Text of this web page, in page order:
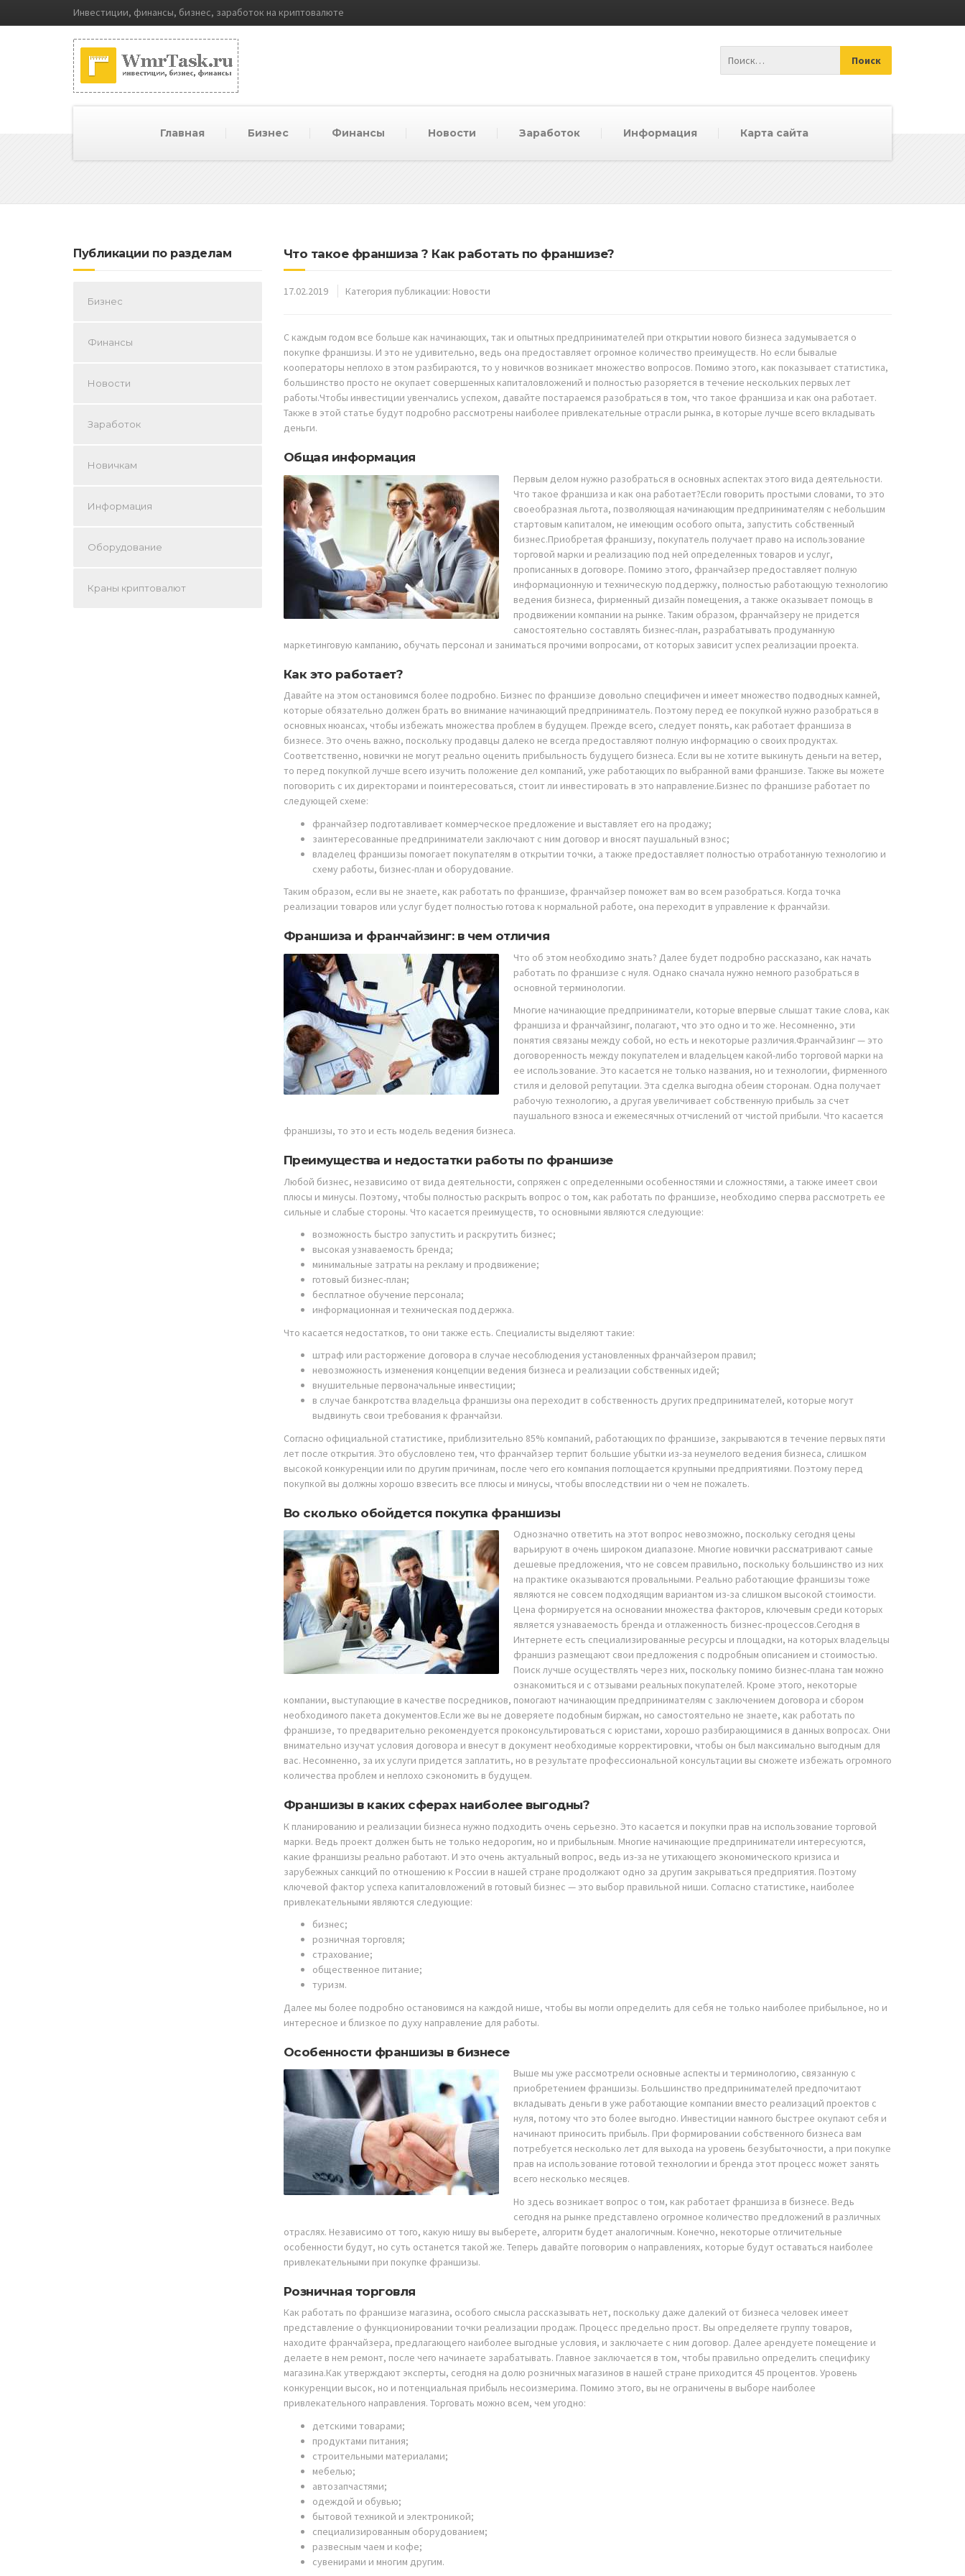
Инвестиции, финансы, бизнес, заработок на криптовалюте
Главная Бизнес Финансы Новости Заработок Информация Карта сайта
Что такое франшиза ? Как работать по франшизе?
17.02.2019 Категория публикации: Новости
С каждым годом все больше как начинающих, так и опытных предпринимателей при открытии нового бизнеса задумывается о
покупке франшизы. И это не удивительно, ведь она предоставляет огромное количество преимуществ. Но если бывалые
кооператоры неплохо в этом разбираются, то у новичков возникает множество вопросов. Помимо этого, как показывает статистика,
большинство просто не окупает совершенных капиталовложений и полностью разоряется в течение нескольких первых лет
работы.Чтобы инвестиции увенчались успехом, давайте постараемся разобраться в том, что такое франшиза и как она работает.
Также в этой статье будут подробно рассмотрены наиболее привлекательные отрасли рынка, в которые лучше всего вкладывать
деньги.
Общая информация
Первым делом нужно разобраться в основных аспектах этого вида деятельности.
Что такое франшиза и как она работает?Если говорить простыми словами, то это
своеобразная льгота, позволяющая начинающим предпринимателям с небольшим
стартовым капиталом, не имеющим особого опыта, запустить собственный
бизнес.Приобретая франшизу, покупатель получает право на использование
торговой марки и реализацию под ней определенных товаров и услуг,
прописанных в договоре. Помимо этого, франчайзер предоставляет полную
информационную и техническую поддержку, полностью работающую технологию
ведения бизнеса, фирменный дизайн помещения, а также оказывает помощь в
продвижении компании на рынке. Таким образом, франчайзеру не придется
самостоятельно составлять бизнес-план, разрабатывать продуманную
маркетинговую кампанию, обучать персонал и заниматься прочими вопросами, от которых зависит успех реализации проекта.
Как это работает?
Давайте на этом остановимся более подробно. Бизнес по франшизе довольно специфичен и имеет множество подводных камней,
которые обязательно должен брать во внимание начинающий предприниматель. Поэтому перед ее покупкой нужно разобраться в
основных нюансах, чтобы избежать множества проблем в будущем. Прежде всего, следует понять, как работает франшиза в
бизнесе. Это очень важно, поскольку продавцы далеко не всегда предоставляют полную информацию о своих продуктах.
Соответственно, новички не могут реально оценить прибыльность будущего бизнеса. Если вы не хотите выкинуть деньги на ветер,
то перед покупкой лучше всего изучить положение дел компаний, уже работающих по выбранной вами франшизе. Также вы можете
поговорить с их директорами и поинтересоваться, стоит ли инвестировать в это направление.Бизнес по франшизе работает по
следующей схеме:
франчайзер подготавливает коммерческое предложение и выставляет его на продажу;
заинтересованные предприниматели заключают с ним договор и вносят паушальный взнос;
владелец франшизы помогает покупателям в открытии точки, а также предоставляет полностью отработанную технологию и
схему работы, бизнес-план и оборудование.
Таким образом, если вы не знаете, как работать по франшизе, франчайзер поможет вам во всем разобраться. Когда точка
реализации товаров или услуг будет полностью готова к нормальной работе, она переходит в управление к франчайзи.
Франшиза и франчайзинг: в чем отличия
Что об этом необходимо знать? Далее будет подробно рассказано, как начать
работать по франшизе с нуля. Однако сначала нужно немного разобраться в
основной терминологии.
Многие начинающие предприниматели, которые впервые слышат такие слова, как
франшиза и франчайзинг, полагают, что это одно и то же. Несомненно, эти
понятия связаны между собой, но есть и некоторые различия.Франчайзинг — это
договоренность между покупателем и владельцем какой-либо торговой марки на
ее использование. Это касается не только названия, но и технологии, фирменного
стиля и деловой репутации. Эта сделка выгодна обеим сторонам. Одна получает
рабочую технологию, а другая увеличивает собственную прибыль за счет
паушального взноса и ежемесячных отчислений от чистой прибыли. Что касается
франшизы, то это и есть модель ведения бизнеса.
Преимущества и недостатки работы по франшизе
Любой бизнес, независимо от вида деятельности, сопряжен с определенными особенностями и сложностями, а также имеет свои
плюсы и минусы. Поэтому, чтобы полностью раскрыть вопрос о том, как работать по франшизе, необходимо сперва рассмотреть ее
сильные и слабые стороны. Что касается преимуществ, то основными являются следующие:
возможность быстро запустить и раскрутить бизнес;
высокая узнаваемость бренда;
минимальные затраты на рекламу и продвижение;
готовый бизнес-план;
бесплатное обучение персонала;
информационная и техническая поддержка.
Что касается недостатков, то они также есть. Специалисты выделяют такие:
штраф или расторжение договора в случае несоблюдения установленных франчайзером правил;
невозможность изменения концепции ведения бизнеса и реализации собственных идей;
внушительные первоначальные инвестиции;
в случае банкротства владельца франшизы она переходит в собственность других предпринимателей, которые могут
выдвинуть свои требования к франчайзи.
Согласно официальной статистике, приблизительно 85% компаний, работающих по франшизе, закрываются в течение первых пяти
лет после открытия. Это обусловлено тем, что франчайзер терпит большие убытки из-за неумелого ведения бизнеса, слишком
высокой конкуренции или по другим причинам, после чего его компания поглощается крупными предприятиями. Поэтому перед
покупкой вы должны хорошо взвесить все плюсы и минусы, чтобы впоследствии ни о чем не пожалеть.
Во сколько обойдется покупка франшизы
Однозначно ответить на этот вопрос невозможно, поскольку сегодня цены
варьируют в очень широком диапазоне. Многие новички рассматривают самые
дешевые предложения, что не совсем правильно, поскольку большинство из них
на практике оказываются провальными. Реально работающие франшизы тоже
являются не совсем подходящим вариантом из-за слишком высокой стоимости.
Цена формируется на основании множества факторов, ключевым среди которых
является узнаваемость бренда и отлаженность бизнес-процессов.Сегодня в
Интернете есть специализированные ресурсы и площадки, на которых владельцы
франшиз размещают свои предложения с подробным описанием и стоимостью.
Поиск лучше осуществлять через них, поскольку помимо бизнес-плана там можно
ознакомиться и с отзывами реальных покупателей. Кроме этого, некоторые
компании, выступающие в качестве посредников, помогают начинающим предпринимателям с заключением договора и сбором
необходимого пакета документов.Если же вы не доверяете подобным биржам, но самостоятельно не знаете, как работать по
франшизе, то предварительно рекомендуется проконсультироваться с юристами, хорошо разбирающимися в данных вопросах. Они
внимательно изучат условия договора и внесут в документ необходимые корректировки, чтобы он был максимально выгодным для
вас. Несомненно, за их услуги придется заплатить, но в результате профессиональной консультации вы сможете избежать огромного
количества проблем и неплохо сэкономить в будущем.
Франшизы в каких сферах наиболее выгодны?
К планированию и реализации бизнеса нужно подходить очень серьезно. Это касается и покупки прав на использование торговой
марки. Ведь проект должен быть не только недорогим, но и прибыльным. Многие начинающие предприниматели интересуются,
какие франшизы реально работают. И это очень актуальный вопрос, ведь из-за не утихающего экономического кризиса и
зарубежных санкций по отношению к России в нашей стране продолжают одно за другим закрываться предприятия. Поэтому
ключевой фактор успеха капиталовложений в готовый бизнес — это выбор правильной ниши. Согласно статистике, наиболее
привлекательными являются следующие:
бизнес;
розничная торговля;
страхование;
общественное питание;
туризм.
Далее мы более подробно остановимся на каждой нише, чтобы вы могли определить для себя не только наиболее прибыльное, но и
интересное и близкое по духу направление для работы.
Особенности франшизы в бизнесе
Выше мы уже рассмотрели основные аспекты и терминологию, связанную с
приобретением франшизы. Большинство предпринимателей предпочитают
вкладывать деньги в уже работающие компании вместо реализаций проектов с
нуля, потому что это более выгодно. Инвестиции намного быстрее окупают себя и
начинают приносить прибыль. При формировании собственного бизнеса вам
потребуется несколько лет для выхода на уровень безубыточности, а при покупке
прав на использование готовой технологии и бренда этот процесс может занять
всего несколько месяцев.
Но здесь возникает вопрос о том, как работает франшиза в бизнесе. Ведь
сегодня на рынке представлено огромное количество предложений в различных
отраслях. Независимо от того, какую нишу вы выберете, алгоритм будет аналогичным. Конечно, некоторые отличительные
особенности будут, но суть останется такой же. Теперь давайте поговорим о направлениях, которые будут оставаться наиболее
привлекательными при покупке франшизы.
Розничная торговля
Как работать по франшизе магазина, особого смысла рассказывать нет, поскольку даже далекий от бизнеса человек имеет
представление о функционировании точки реализации продаж. Процесс предельно прост. Вы определяете группу товаров,
находите франчайзера, предлагающего наиболее выгодные условия, и заключаете с ним договор. Далее арендуете помещение и
делаете в нем ремонт, после чего начинаете зарабатывать. Главное заключается в том, чтобы правильно определить специфику
магазина.Как утверждают эксперты, сегодня на долю розничных магазинов в нашей стране приходится 45 процентов. Уровень
конкуренции высок, но и потенциальная прибыль несоизмерима. Помимо этого, вы не ограничены в выборе наиболее
привлекательного направления. Торговать можно всем, чем угодно:
детскими товарами;
продуктами питания;
строительными материалами;
мебелью;
автозапчастями;
одеждой и обувью;
бытовой техникой и электроникой;
специализированным оборудованием;
развесным чаем и кофе;
сувенирами и многим другим.
Публикации по разделам
Бизнес
Финансы
Новости
Заработок
Новичкам
Информация
Оборудование
Краны криптовалют